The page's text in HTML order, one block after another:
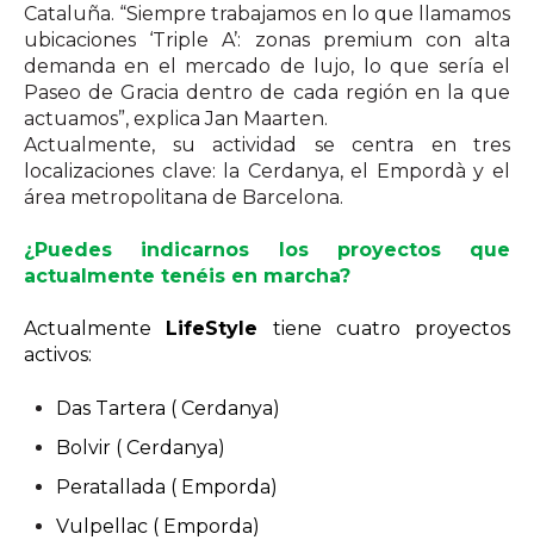
Cataluña. “Siempre trabajamos en lo que llamamos
ubicaciones ‘Triple A’: zonas premium con alta
demanda en el mercado de lujo, lo que sería el
Paseo de Gracia dentro de cada región en la que
actuamos”, explica Jan Maarten.
Actualmente, su actividad se centra en tres
localizaciones clave: la Cerdanya, el Empordà y el
área metropolitana de Barcelona.
¿Puedes indicarnos los proyectos que
actualmente tenéis en marcha?
Actualmente LifeStyle tiene cuatro proyectos
activos:
Das Tartera ( Cerdanya)
Bolvir ( Cerdanya)
Peratallada ( Emporda)
Vulpellac ( Emporda)